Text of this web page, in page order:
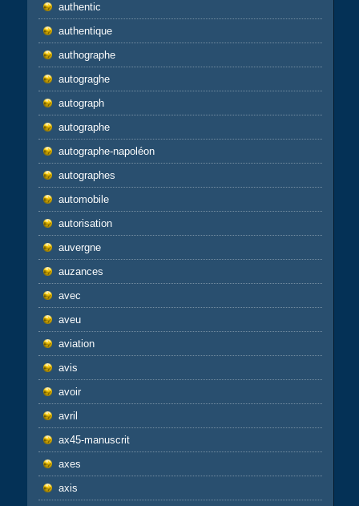
authentic
authentique
authographe
autograghe
autograph
autographe
autographe-napoléon
autographes
automobile
autorisation
auvergne
auzances
avec
aveu
aviation
avis
avoir
avril
ax45-manuscrit
axes
axis